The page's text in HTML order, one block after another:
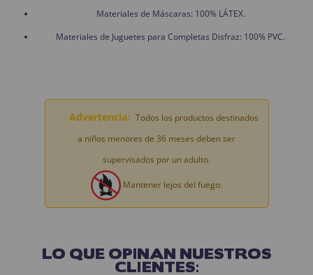
Materiales de Máscaras: 100% LÁTEX.
Materiales de Juguetes para Completas Disfraz: 100% PVC.
Advertencia: Todos los productos destinados
a niños menores de 36 meses deben ser
supervisados por un adulto.
Mantener lejos del fuego.
LO QUE OPINAN NUESTROS
CLIENTES: